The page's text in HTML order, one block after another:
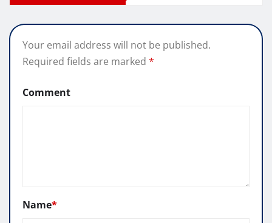
Your email address will not be published.
Required fields are marked *
Comment
Name*